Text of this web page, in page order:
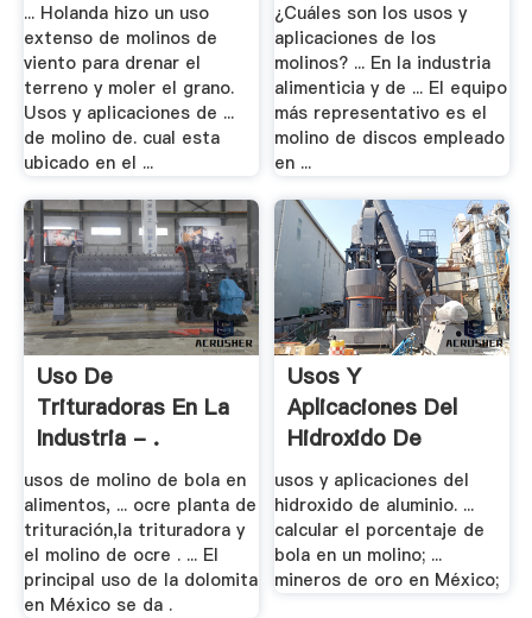
... Holanda hizo un uso
extenso de molinos de
viento para drenar el
terreno y moler el grano.
Usos y aplicaciones de ...
de molino de. cual esta
ubicado en el ...
¿Cuáles son los usos y
aplicaciones de los
molinos? ... En la industria
alimenticia y de ... El equipo
más representativo es el
molino de discos empleado
en ...
Uso De
Trituradoras En La
Industria - .
usos de molino de bola en
alimentos, ... ocre planta de
trituración,la trituradora y
el molino de ocre . ... El
principal uso de la dolomita
en México se da .
Usos Y
Aplicaciones Del
Hidroxido De
Aluminio ...
usos y aplicaciones del
hidroxido de aluminio. ...
calcular el porcentaje de
bola en un molino; ...
mineros de oro en México;